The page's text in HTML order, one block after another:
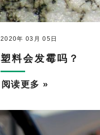
2020年 03月 05日
塑料会发霉吗？
阅读更多 »